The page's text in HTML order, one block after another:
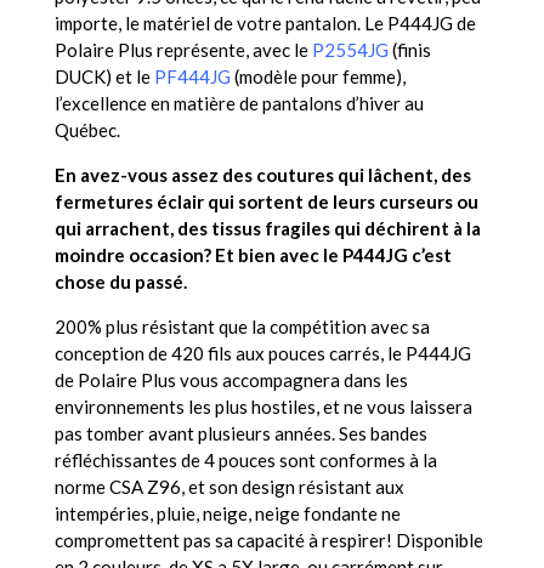
importe, le matériel de votre pantalon. Le P444JG de
Polaire Plus représente, avec le P2554JG (finis
DUCK) et le PF444JG (modèle pour femme),
l’excellence en matière de pantalons d’hiver au
Québec.
En avez-vous assez des coutures qui lâchent, des
fermetures éclair qui sortent de leurs curseurs ou
qui arrachent, des tissus fragiles qui déchirent à la
moindre occasion? Et bien avec le P444JG c’est
chose du passé.
200% plus résistant que la compétition avec sa
conception de 420 fils aux pouces carrés, le P444JG
de Polaire Plus vous accompagnera dans les
environnements les plus hostiles, et ne vous laissera
pas tomber avant plusieurs années. Ses bandes
réfléchissantes de 4 pouces sont conformes à la
norme CSA Z96, et son design résistant aux
intempéries, pluie, neige, neige fondante ne
compromettent pas sa capacité à respirer! Disponible